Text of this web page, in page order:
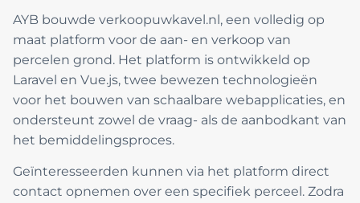
AYB bouwde verkoopuwkavel.nl, een volledig op
maat platform voor de aan- en verkoop van
percelen grond. Het platform is ontwikkeld op
Laravel en Vue.js, twee bewezen technologieën
voor het bouwen van schaalbare webapplicaties, en
ondersteunt zowel de vraag- als de aanbodkant van
het bemiddelingsproces.
Geïnteresseerden kunnen via het platform direct
contact opnemen over een specifiek perceel. Zodra